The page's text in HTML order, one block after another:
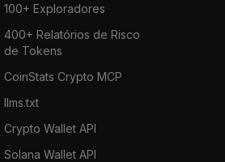
100+ Exploradores
400+ Relatórios de Risco
de Tokens
CoinStats Crypto MCP
llms.txt
Crypto Wallet API
Solana Wallet API